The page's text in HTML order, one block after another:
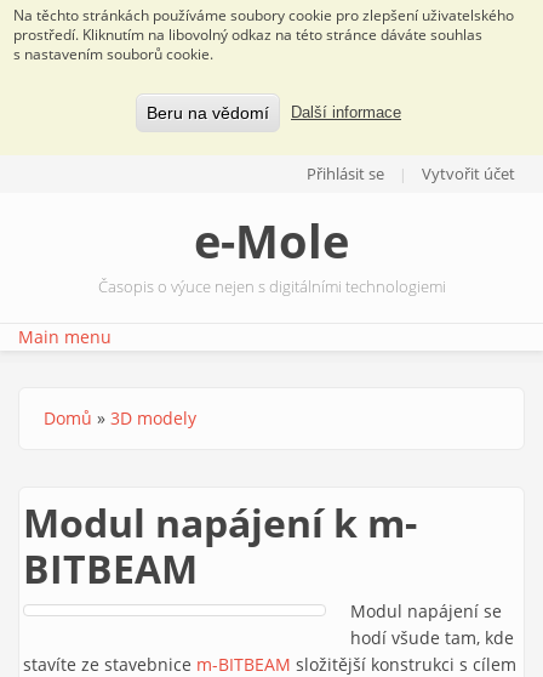
Na těchto stránkách používáme soubory cookie pro zlepšení uživatelského
prostředí. Kliknutím na libovolný odkaz na této stránce dáváte souhlas
s nastavením souborů cookie.
Beru na vědomí Další informace
Přihlásit se Vytvořit účet
e-Mole
Časopis o výuce nejen s digitálními technologiemi
Main menu
Jste zde
Domů » 3D modely
Modul napájení k m-
BITBEAM
Modul napájení se
hodí všude tam, kde
stavíte ze stavebnice m-BITBEAM složitější konstrukci s cílem